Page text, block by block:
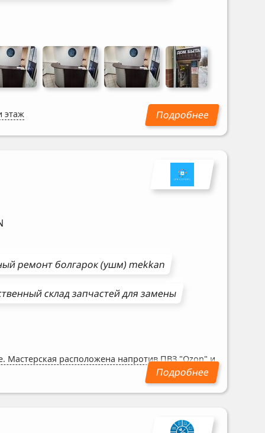
этаж
ремонтболгарок (ушм)mekkan
склад запчастей для замены
Мастерская расположена напротив ПВЗ "Ozon" и